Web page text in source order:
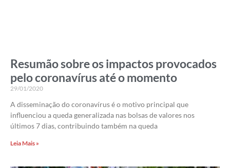
Resumão sobre os impactos provocados
pelo coronavírus até o momento
29/01/2020
A disseminação do coronavírus é o motivo principal que
influenciou a queda generalizada nas bolsas de valores nos
últimos 7 dias, contribuindo também na queda
Leia Mais »